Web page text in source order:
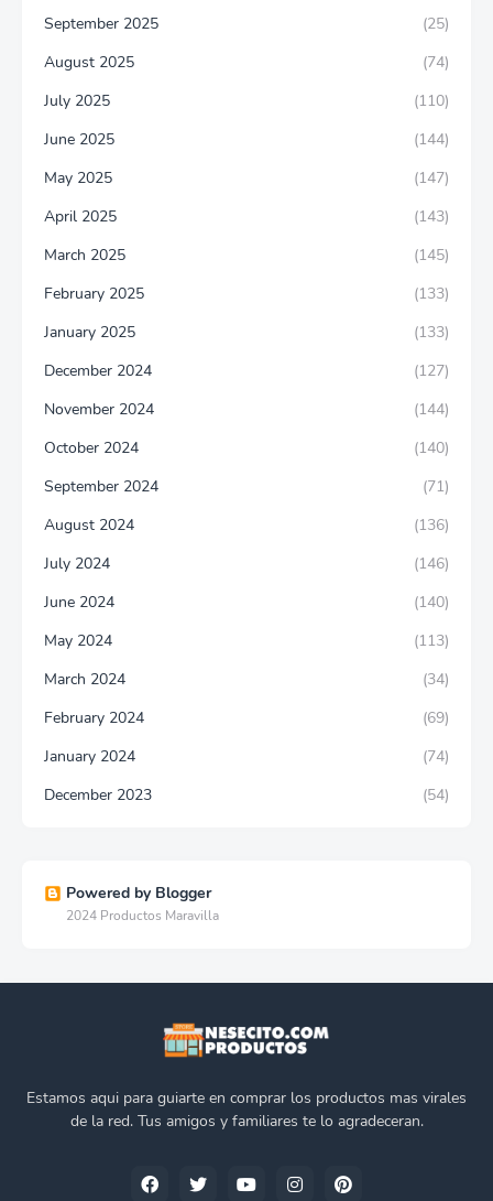
September 2025
(25)
August 2025
(74)
July 2025
(110)
June 2025
(144)
May 2025
(147)
April 2025
(143)
March 2025
(145)
February 2025
(133)
January 2025
(133)
December 2024
(127)
November 2024
(144)
October 2024
(140)
September 2024
(71)
August 2024
(136)
July 2024
(146)
June 2024
(140)
May 2024
(113)
March 2024
(34)
February 2024
(69)
January 2024
(74)
December 2023
(54)
Powered by Blogger
2024 Productos Maravilla
Estamos aqui para guiarte en comprar los productos mas virales
de la red. Tus amigos y familiares te lo agradeceran.